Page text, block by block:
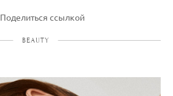
Поделиться ссылкой
BEAUTY